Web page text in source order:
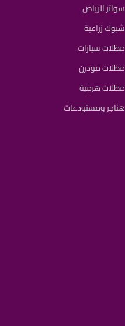
سواتر الرياض
شبوك زراعية
مظلات سيارات
مظلات مودرن
مظلات هرمية
هناجر ومستودعات